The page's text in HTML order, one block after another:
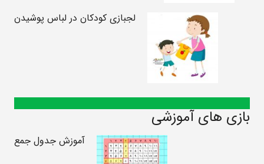
لجبازی کودکان در لباس پوشیدن
بازی های آموزشی
آموزش جدول جمع